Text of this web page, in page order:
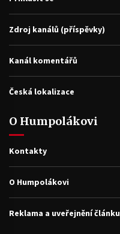
Zdroj kanálů (příspěvky)
Kanál komentářů
Česká lokalizace
O Humpolákovi
Kontakty
O Humpolákovi
Reklama a uveřejnění článku